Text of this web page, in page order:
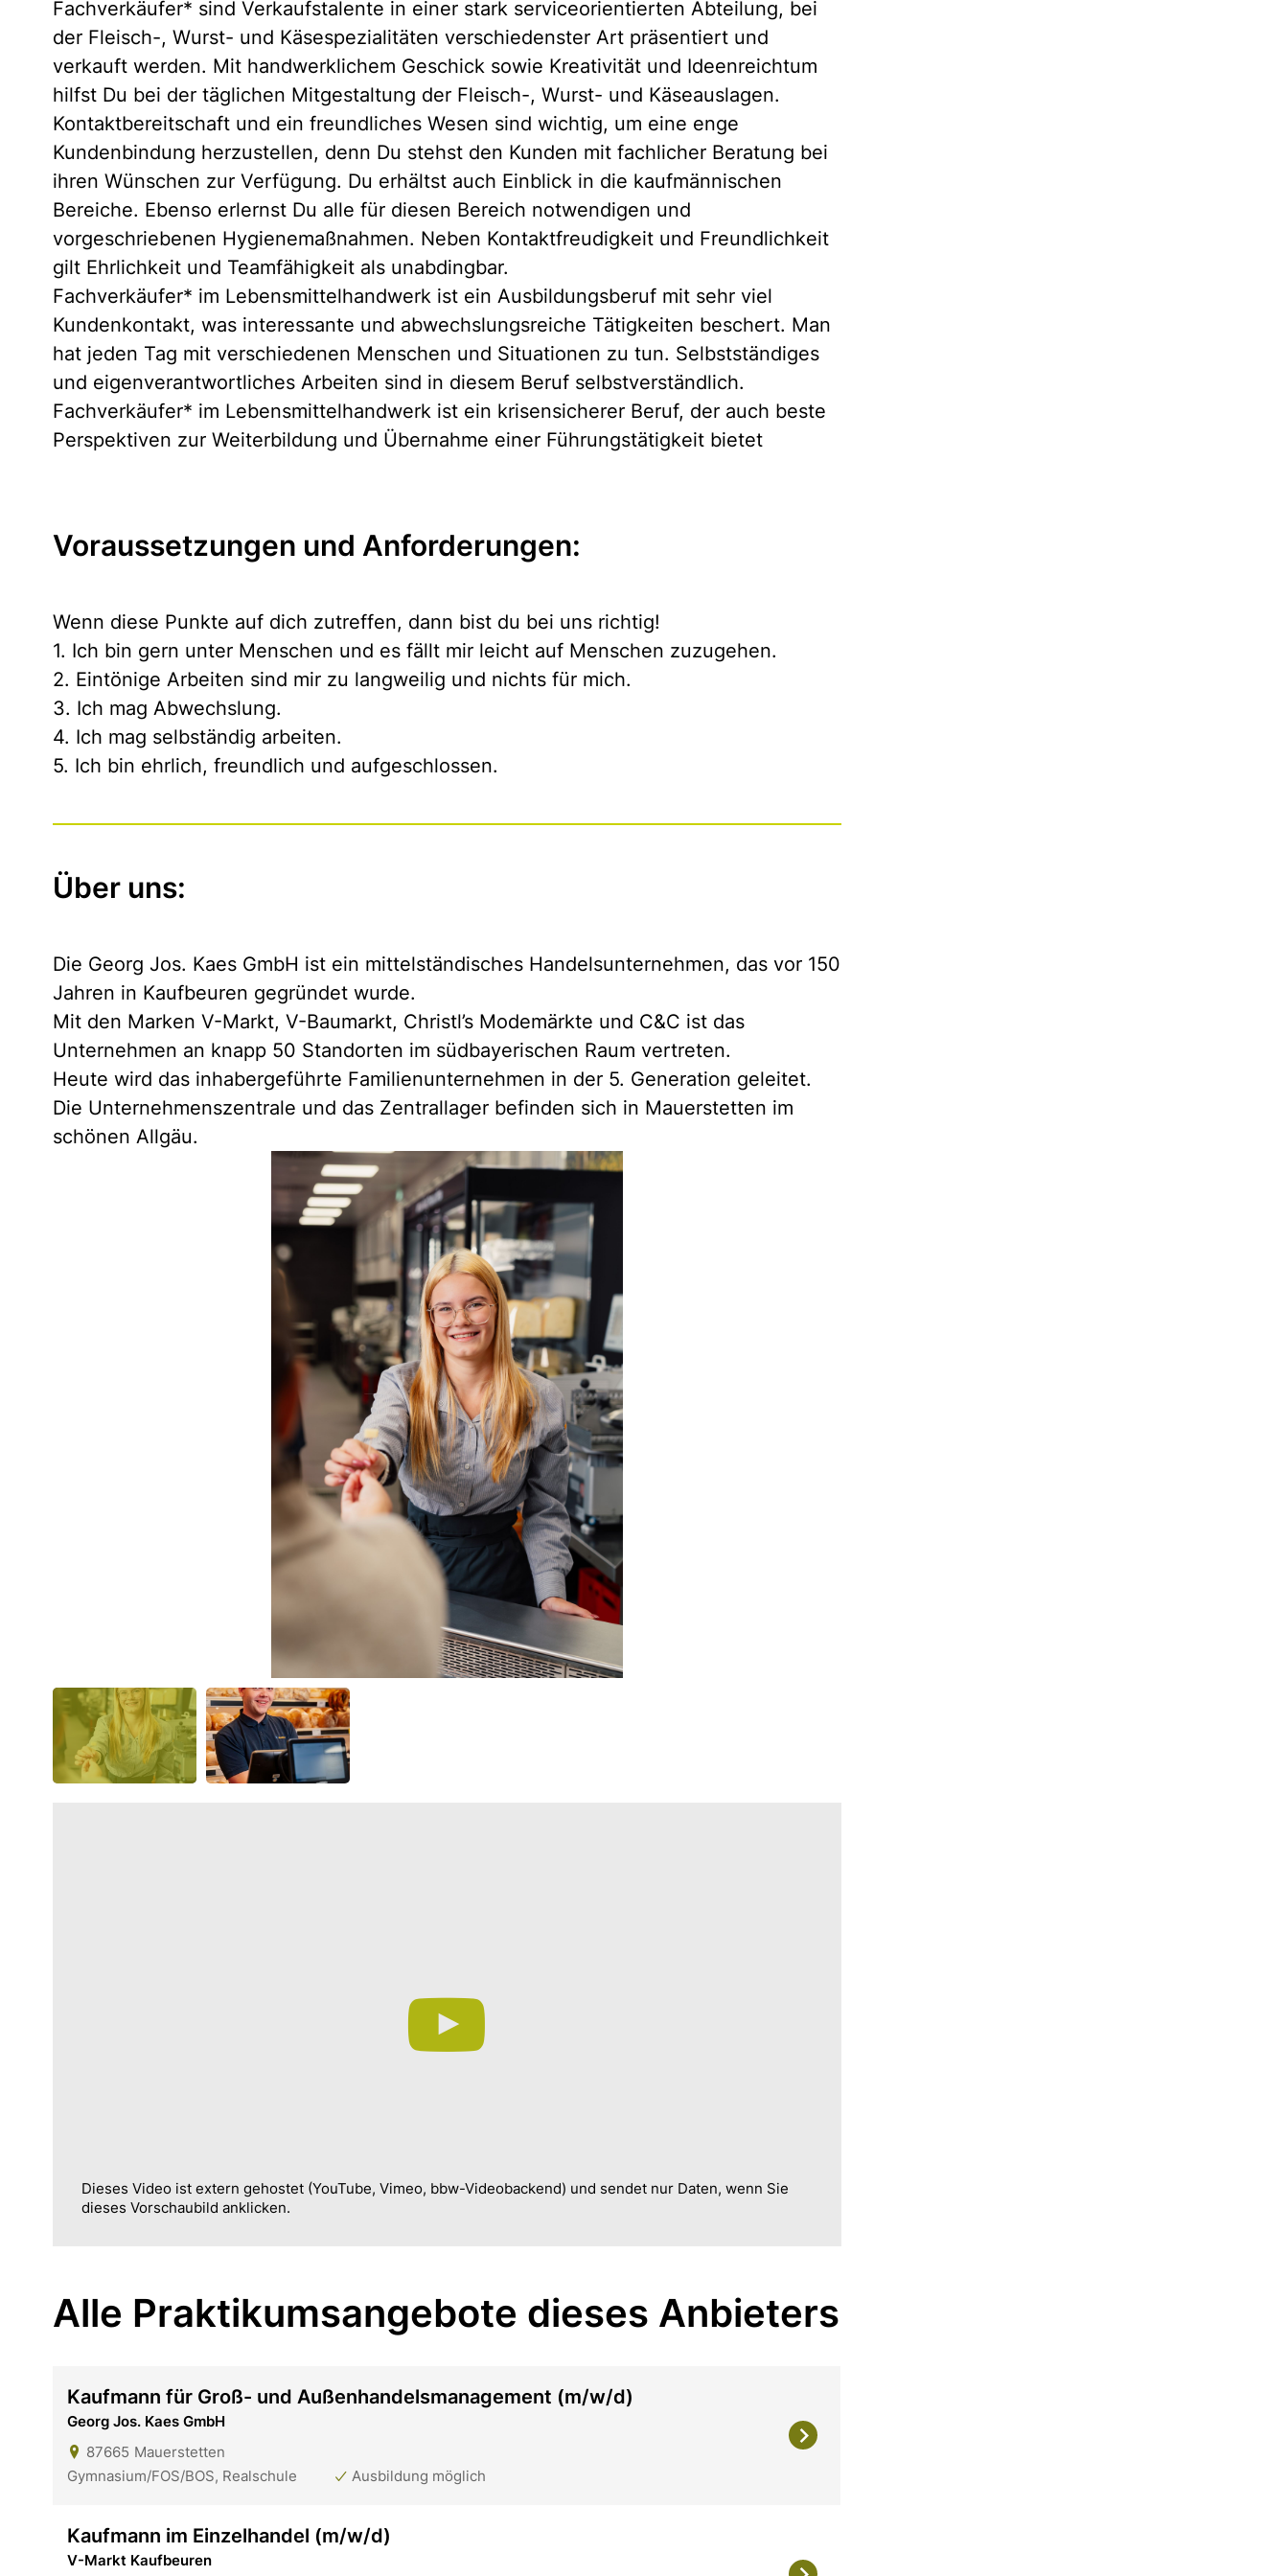
Fachverkäufer* sind Verkaufstalente in einer stark serviceorientierten Abteilung, bei
der Fleisch-, Wurst- und Käsespezialitäten verschiedenster Art präsentiert und
verkauft werden. Mit handwerklichem Geschick sowie Kreativität und Ideenreichtum
hilfst Du bei der täglichen Mitgestaltung der Fleisch-, Wurst- und Käseauslagen.
Kontaktbereitschaft und ein freundliches Wesen sind wichtig, um eine enge
Kundenbindung herzustellen, denn Du stehst den Kunden mit fachlicher Beratung bei
ihren Wünschen zur Verfügung. Du erhältst auch Einblick in die kaufmännischen
Bereiche. Ebenso erlernst Du alle für diesen Bereich notwendigen und
vorgeschriebenen Hygienemaßnahmen. Neben Kontaktfreudigkeit und Freundlichkeit
gilt Ehrlichkeit und Teamfähigkeit als unabdingbar.
Fachverkäufer* im Lebensmittelhandwerk ist ein Ausbildungsberuf mit sehr viel
Kundenkontakt, was interessante und abwechslungsreiche Tätigkeiten beschert. Man
hat jeden Tag mit verschiedenen Menschen und Situationen zu tun. Selbstständiges
und eigenverantwortliches Arbeiten sind in diesem Beruf selbstverständlich.
Fachverkäufer* im Lebensmittelhandwerk ist ein krisensicherer Beruf, der auch beste
Perspektiven zur Weiterbildung und Übernahme einer Führungstätigkeit bietet
Voraussetzungen und Anforderungen:
Wenn diese Punkte auf dich zutreffen, dann bist du bei uns richtig!
1. Ich bin gern unter Menschen und es fällt mir leicht auf Menschen zuzugehen.
2. Eintönige Arbeiten sind mir zu langweilig und nichts für mich.
3. Ich mag Abwechslung.
4. Ich mag selbständig arbeiten.
5. Ich bin ehrlich, freundlich und aufgeschlossen.
Über uns:
Die Georg Jos. Kaes GmbH ist ein mittelständisches Handelsunternehmen, das vor 150
Jahren in Kaufbeuren gegründet wurde.
Mit den Marken V-Markt, V-Baumarkt, Christl’s Modemärkte und C&C ist das
Unternehmen an knapp 50 Standorten im südbayerischen Raum vertreten.
Heute wird das inhabergeführte Familienunternehmen in der 5. Generation geleitet.
Die Unternehmenszentrale und das Zentrallager befinden sich in Mauerstetten im
schönen Allgäu.
Dieses Video ist extern gehostet (YouTube, Vimeo, bbw-Videobackend) und sendet nur Daten, wenn Sie
dieses Vorschaubild anklicken.
Alle Praktikumsangebote dieses Anbieters
Kaufmann für Groß- und Außenhandelsmanagement (m/w/d)
Georg Jos. Kaes GmbH
87665 Mauerstetten
Gymnasium/FOS/BOS, Realschule
Ausbildung möglich
Kaufmann im Einzelhandel (m/w/d)
V-Markt Kaufbeuren